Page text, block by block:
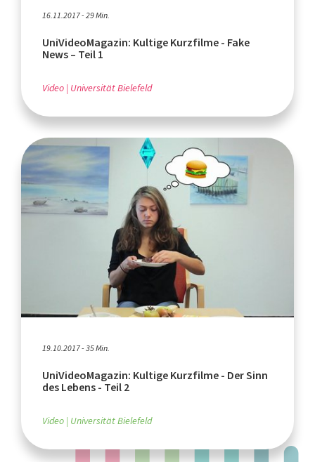
16.11.2017 - 29 Min.
UniVideoMagazin: Kultige Kurzfilme - Fake
News – Teil 1
Video Universität Bielefeld
19.10.2017 - 35 Min.
UniVideoMagazin: Kultige Kurzfilme - Der Sinn
des Lebens - Teil 2
Video Universität Bielefeld